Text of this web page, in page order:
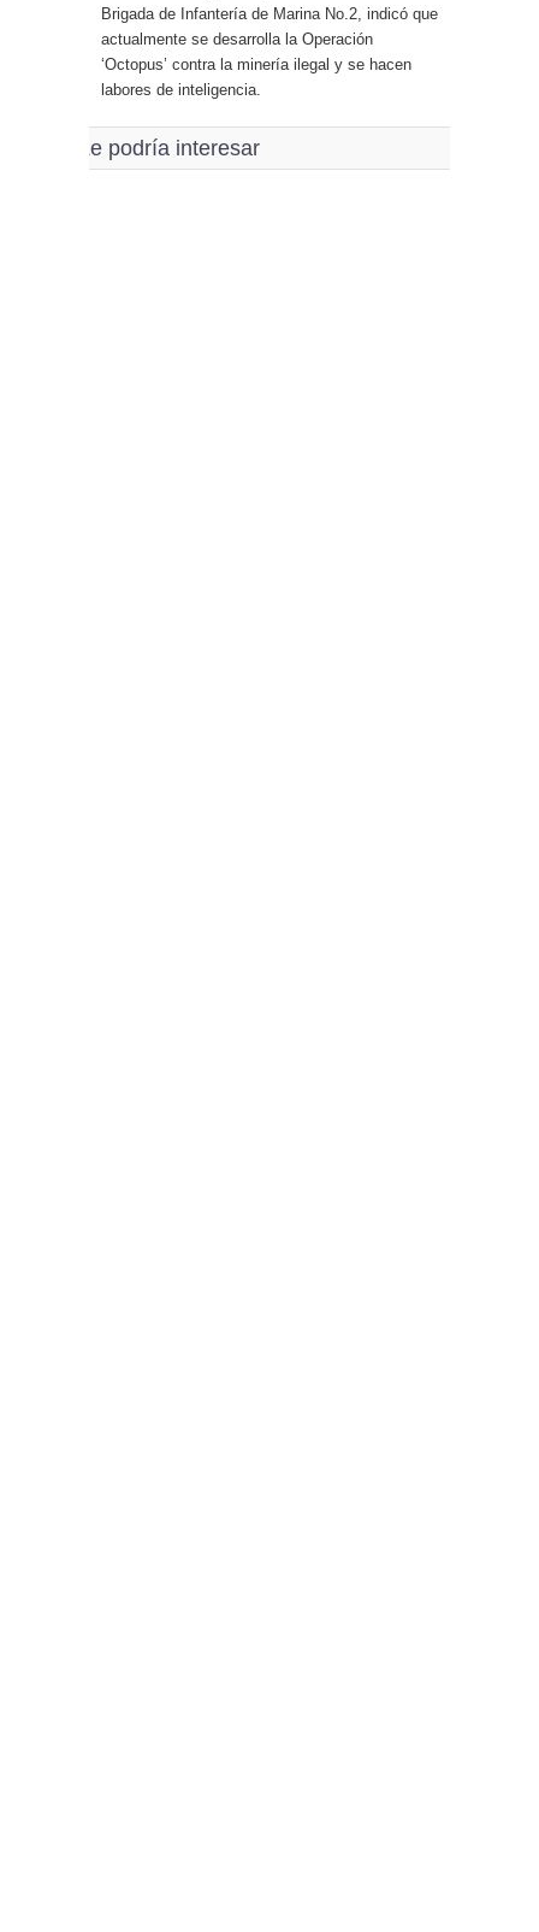
Brigada de Infantería de Marina No.2, indicó que
actualmente se desarrolla la Operación
‘Octopus’ contra la minería ilegal y se hacen
labores de inteligencia.
Le podría interesar